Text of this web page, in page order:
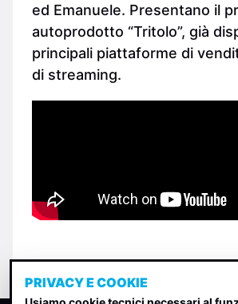
ed Emanuele. Presentano il
autoprodotto “Tritolo”, già
principali piattaforme di
di streaming.
PRIVACY E COOKIE